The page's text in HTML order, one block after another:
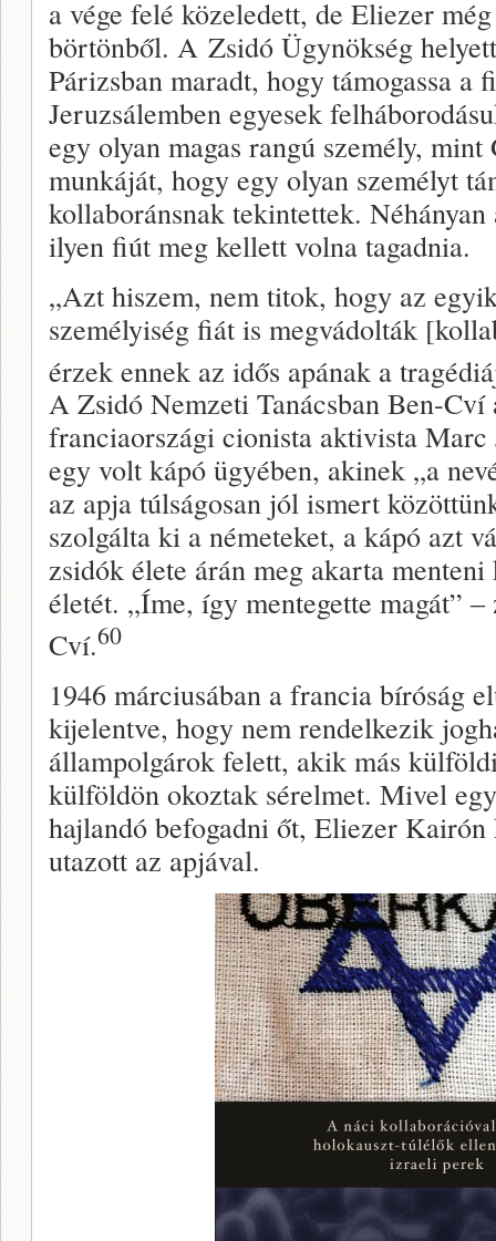
a vége felé közeledett, de Eliezer
börtönből. A Zsidó Ügynökség
Párizsban maradt, hogy támogassa a
Jeruzsálemben egyesek
egy olyan magas rangú személy,
munkáját, hogy egy olyan személyt
kollaboránsnak tekintettek.
ilyen fiút meg kellett volna tagadnia.
„Azt hiszem, nem titok, hogy az
személyiség fiát is megvádolták
érzek ennek az idős apának a
A Zsidó Nemzeti Tanácsban Ben-
franciaországi cionista aktivista
egy volt kápó ügyében, akinek „a
az apja túlságosan jól ismert
szolgálta ki a németeket, a kápó azt
zsidók élete árán meg akarta
életét. „Íme, így mentegette magát”
Cví.60
1946 márciusában a francia bíróság
kijelentve, hogy nem rendelkezik
állampolgárok felett, akik más
külföldön okoztak sérelmet. Mivel
hajlandó befogadni őt, Eliezer Kairón
utazott az apjával.